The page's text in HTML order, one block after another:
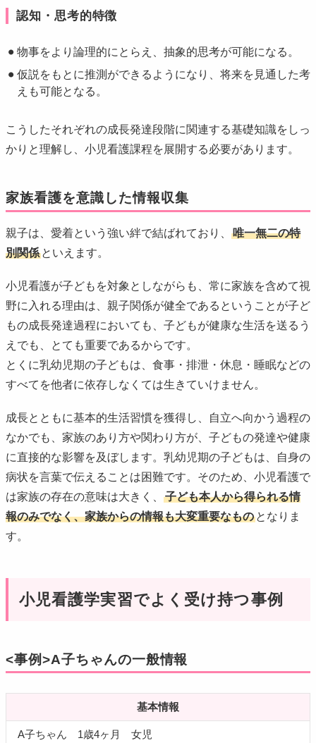
認知・思考的特徴
物事をより論理的にとらえ、抽象的思考が可能になる。
仮説をもとに推測ができるようになり、将来を見通した考
えも可能となる。
こうしたそれぞれの成長発達段階に関連する基礎知識をしっ
かりと理解し、小児看護課程を展開する必要があります。
家族看護を意識した情報収集
親子は、愛着という強い絆で結ばれており、 唯一無二の特
別関係といえます。
小児看護が子どもを対象としながらも、常に家族を含めて視
野に入れる理由は、親子関係が健全であるということが子ど
もの成長発達過程においても、子どもが健康な生活を送るう
えでも、とても重要であるからです。
とくに乳幼児期の子どもは、食事・排泄・休息・睡眠などの
すべてを他者に依存しなくては生きていけません。
成長とともに基本的生活習慣を獲得し、自立へ向かう過程の
なかでも、家族のあり方や関わり方が、子どもの発達や健康
に直接的な影響を及ぼします。乳幼児期の子どもは、自身の
病状を言葉で伝えることは困難です。そのため、小児看護で
は家族の存在の意味は大きく、 子ども本人から得られる情
報のみでなく、家族からの情報も大変重要なものとなりま
す。
小児看護学実習でよく受け持つ事例
<事例>A子ちゃんの一般情報
基本情報
A子ちゃん 1歳4ヶ月 女児